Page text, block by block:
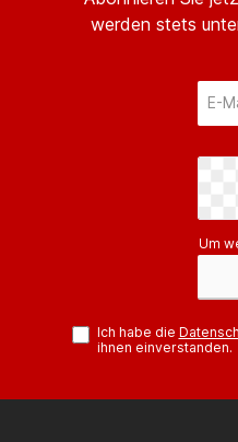
werden stets
Um
Ich habe die
ihnen einverstanden.